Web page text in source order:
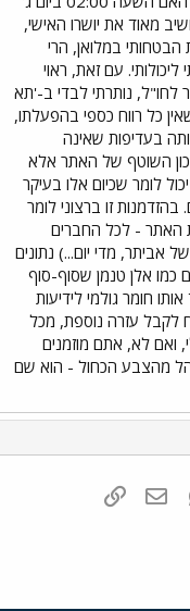
מאוד את יושרו האישי,
הבטחותי במלואן, הרי
עם זאת, ראוי
לחו"ל, נותרתי לבדי ב-'תא
כל רווח כספי בהפעלתו,
בעדיפות שאינה
השוטף של האתר אלא
לומר שכיום אלו בעיקר
זו ברצוני לומר
האתר - לכל החברים
אביתר, מדי יום...) נתונים
כמו אלן טנמן שסוף-סוף
חומר גולמי לידיעות
לקבל עזרה נוספת, מכל
ואם לא, אתם מוזמנים
מהצבע הכחול - הוא שם
WhatsAppדואר אלקטרוני